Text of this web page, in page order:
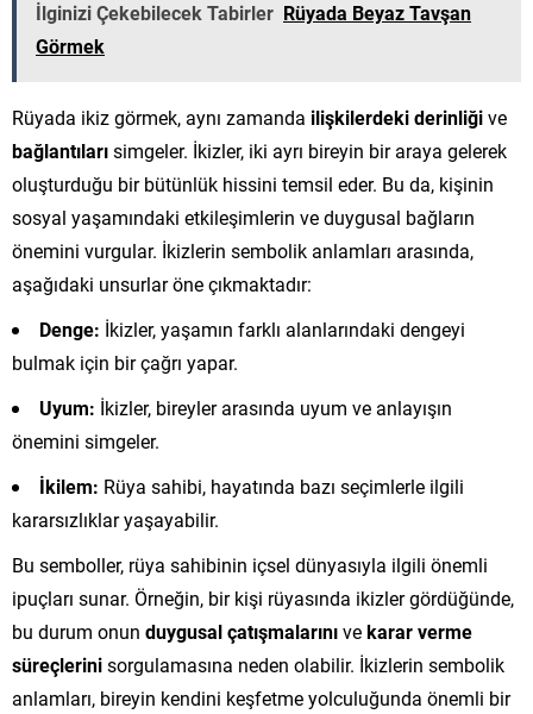
İlginizi Çekebilecek Tabirler Rüyada Beyaz Tavşan
Görmek
Rüyada ikiz görmek, aynı zamanda ilişkilerdeki derinliğive
bağlantılarısimgeler. İkizler, iki ayrı bireyin bir araya gelerek
oluşturduğu bir bütünlük hissini temsil eder. Bu da, kişinin
sosyal yaşamındaki etkileşimlerin ve duygusal bağların
önemini vurgular. İkizlerin sembolik anlamları arasında,
aşağıdaki unsurlar öne çıkmaktadır:
Denge: İkizler, yaşamın farklı alanlarındaki dengeyi
bulmak için bir çağrı yapar.
Uyum: İkizler, bireyler arasında uyum ve anlayışın
önemini simgeler.
İkilem: Rüya sahibi, hayatında bazı seçimlerle ilgili
kararsızlıklar yaşayabilir.
Bu semboller, rüya sahibinin içsel dünyasıyla ilgili önemli
ipuçları sunar. Örneğin, bir kişi rüyasında ikizler gördüğünde,
bu durum onun duygusal çatışmalarınıvekarar verme
süreçlerinisorgulamasına neden olabilir. İkizlerin sembolik
anlamları, bireyin kendini keşfetme yolculuğunda önemli bir